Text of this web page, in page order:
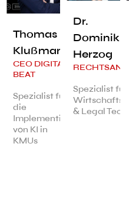
Thomas
Klußmann
CEO DIGITAL
BEAT
Spezialist für
die
Implementierung
von KI in
KMUs
Dr.
Dominik
Herzog
Spezialist für
& Legal Tech